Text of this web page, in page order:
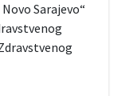
Sarajevo“